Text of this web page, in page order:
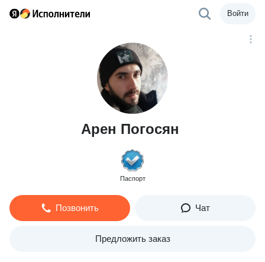
Войти
Арен Погосян
Паспорт
Позвонить Чат
Предложить заказ